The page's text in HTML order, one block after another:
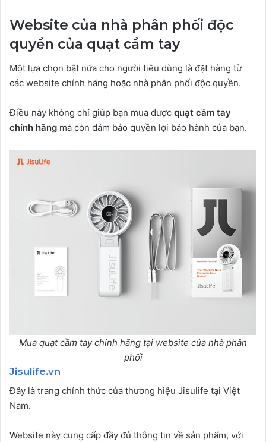
Website của nhà phân phối độc
quyền của quạt cầm tay
Một lựa chọn bật nữa cho người tiêu dùng là đặt hàng từ
các website chính hãng hoặc nhà phân phối độc quyền.
Điều này không chỉ giúp bạn mua được quạt cầm tay
chính hãng mà còn đảm bảo quyền lợi bảo hành của bạn.
Mua quạt cầm tay chính hãng tại website của nhà phân
phối
Jisulife.vn
Đây là trang chính thức của thương hiệu Jisulife tại Việt
Nam.
Website này cung cấp đầy đủ thông tin về sản phẩm, với